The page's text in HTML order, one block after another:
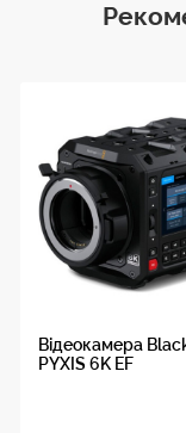
Відеокамера
PYXIS 6K EF